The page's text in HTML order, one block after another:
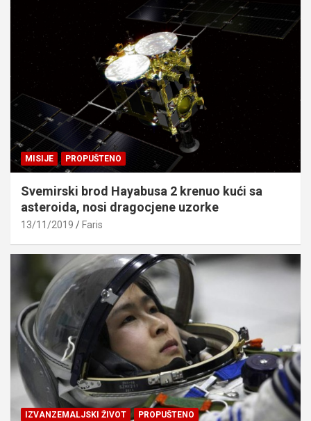
MISIJE PROPUŠTENO
Svemirski brod Hayabusa 2 krenuo kući sa
asteroida, nosi dragocjene uzorke
13/11/2019 Faris
IZVANZEMALJSKI ŽIVOT PROPUŠTENO